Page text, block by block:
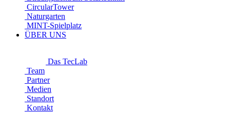
CircularTower
Naturgarten
MINT-Spielplatz
ÜBER UNS
Das TecLab
Team
Partner
Medien
Standort
Kontakt